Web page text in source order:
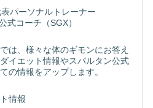
表パーソナルトレーナー
式コーチ（SGX）
は、様々な体のギモンにお答え
イエット情報やスパルタン公式
の情報をアップします。
情報